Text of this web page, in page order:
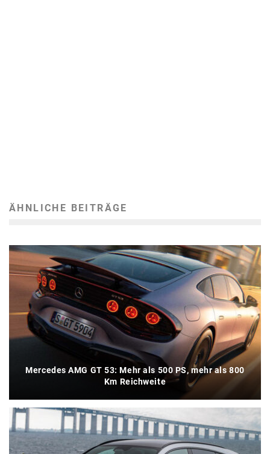
ÄHNLICHE BEITRÄGE
Mercedes AMG GT 53: Mehr als 500 PS, mehr als 800
Km Reichweite